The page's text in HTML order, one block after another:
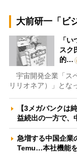
大前研一「ビ
「
スク
的…
宇宙開発企業「ス
リリオネア）」とな
【3メガバンクは
益続出の一方で
急増する中国企業
Temu…本社機能